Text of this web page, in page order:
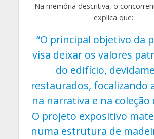
Na memória descritiva, o
explica que:
“O principal objetivo da
visa deixar os valores
do edifício,
restaurados, focalizando
na narrativa e na coleção
O projeto expositivo
numa estrutura de